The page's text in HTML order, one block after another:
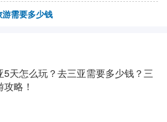
需要多少钱
5天怎么玩？去三亚需要多少钱？三
略！